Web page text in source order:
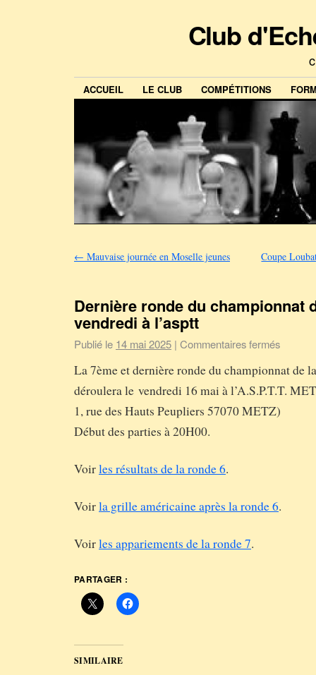
Club
ACCUEIL LE CLUB COMPÉTITIONS
← Mauvaise journée en Moselle jeunes Coupe
Dernière ronde du championnat
vendredi à l’asptt
Publié le 14 mai 2025 | Commentaires fermés
La 7ème et dernière ronde du championnat de
déroulera le vendredi 16 mai à l’A.S.P.T.T.
1, rue des Hauts Peupliers 57070 METZ)
Début des parties à 20H00.
Voirles résultats de la ronde 6.
Voirla grille américaine après la ronde 6.
Voirles appariements de la ronde 7.
PARTAGER :
SIMILAIRE